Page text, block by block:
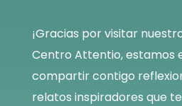
¡Gracias por visitar
Centro Attentio, estamos
compartir contigo
relatos inspiradores que